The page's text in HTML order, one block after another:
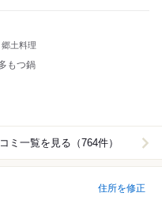
土料理
もつ鍋
ミ一覧を見る（764件）
住所を修正